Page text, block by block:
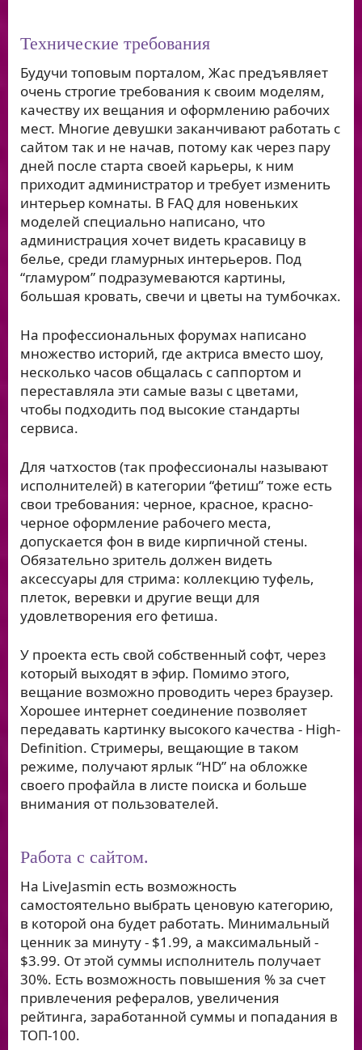
Технические требования
Будучи топовым порталом, Жас предъявляет
очень строгие требования к своим моделям,
качеству их вещания и оформлению рабочих
мест. Многие девушки заканчивают работать с
сайтом так и не начав, потому как через пару
дней после старта своей карьеры, к ним
приходит администратор и требует изменить
интерьер комнаты. В FAQ для новеньких
моделей специально написано, что
администрация хочет видеть красавицу в
белье, среди гламурных интерьеров. Под
“гламуром” подразумеваются картины,
большая кровать, свечи и цветы на тумбочках.
На профессиональных форумах написано
множество историй, где актриса вместо шоу,
несколько часов общалась с саппортом и
переставляла эти самые вазы с цветами,
чтобы подходить под высокие стандарты
сервиса.
Для чатхостов (так профессионалы называют
исполнителей) в категории “фетиш” тоже есть
свои требования: черное, красное, красно-
черное оформление рабочего места,
допускается фон в виде кирпичной стены.
Обязательно зритель должен видеть
аксессуары для стрима: коллекцию туфель,
плеток, веревки и другие вещи для
удовлетворения его фетиша.
У проекта есть свой собственный софт, через
который выходят в эфир. Помимо этого,
вещание возможно проводить через браузер.
Хорошее интернет соединение позволяет
передавать картинку высокого качества - High-
Definition. Стримеры, вещающие в таком
режиме, получают ярлык “HD” на обложке
своего профайла в листе поиска и больше
внимания от пользователей.
Работа с сайтом.
На LiveJasmin есть возможность
самостоятельно выбрать ценовую категорию,
в которой она будет работать. Минимальный
ценник за минуту - $1.99, а максимальный -
$3.99. От этой суммы исполнитель получает
30%. Есть возможность повышения % за счет
привлечения рефералов, увеличения
рейтинга, заработанной суммы и попадания в
ТОП-100.